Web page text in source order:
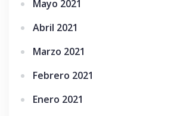
Mayo 2021
Abril 2021
Marzo 2021
Febrero 2021
Enero 2021